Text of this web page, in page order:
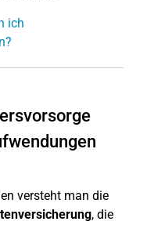
ich
versteht man die
, die